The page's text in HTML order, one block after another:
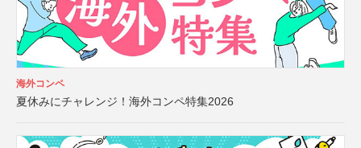
海外コンペ
夏休みにチャレンジ！海外コンペ特集2026